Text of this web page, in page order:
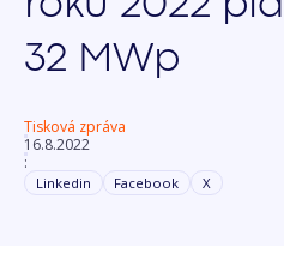
32 MWp
Tisková zpráva
16.8.2022
:
Linkedin Facebook X